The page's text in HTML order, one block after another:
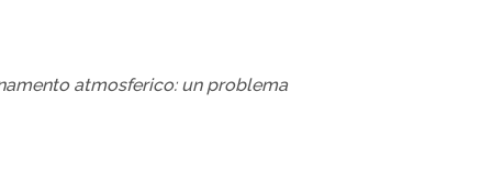
atmosferico: un problema